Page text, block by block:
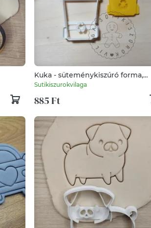
Kuka - süteménykiszúró forma,
sütipecsét. Linzer, mézeskalács,
keksz kiszúró
Sutikiszurokvilaga
885 Ft